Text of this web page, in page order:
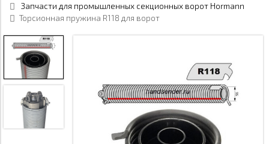
Запчасти для промышленных секционных ворот Hormann
Торсионная пружина R118 для ворот